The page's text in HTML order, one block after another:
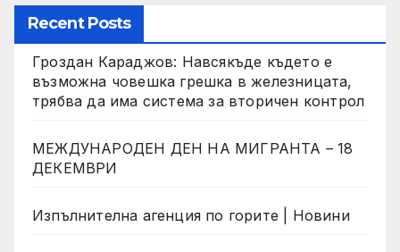
Recent Posts
Гроздан Караджов: Навсякъде където е
възможна човешка грешка в железницата,
трябва да има система за вторичен контрол
МЕЖДУНАРОДЕН ДЕН НА МИГРАНТА – 18
ДЕКЕМВРИ
Изпълнителна агенция по горите | Новини